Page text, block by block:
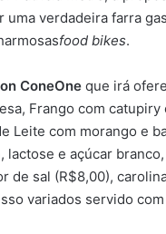
uma verdadeira farra
food bikes.
ConeOne que irá
Frango com
Leite com morango e
e açúcar
de sal (R$8,00),
variados servido